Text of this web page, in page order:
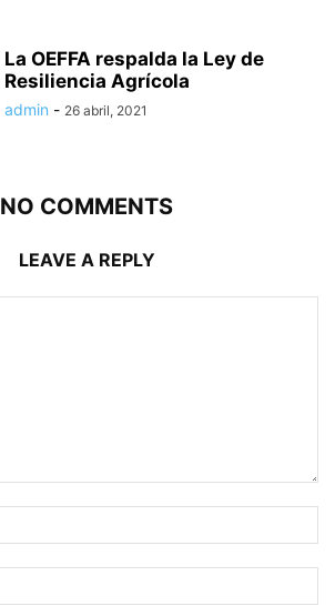
La OEFFA respalda la Ley de
Resiliencia Agrícola
admin - 26 abril, 2021
NO COMMENTS
LEAVE A REPLY